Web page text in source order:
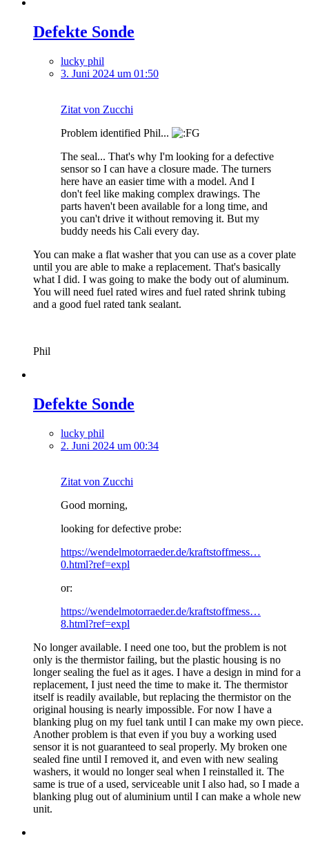
Defekte Sonde
lucky phil
3. Juni 2024 um 01:50
Zitat von Zucchi
Problem identified Phil...
The seal... That's why I'm looking for a defective
sensor so I can have a closure made. The turners
here have an easier time with a model. And I
don't feel like making complex drawings. The
parts haven't been available for a long time, and
you can't drive it without removing it. But my
buddy needs his Cali every day.
You can make a flat washer that you can use as a cover plate
until you are able to make a replacement. That's basically
what I did. I was going to make the body out of aluminum.
You will need fuel rated wires and fuel rated shrink tubing
and a good fuel rated tank sealant.
Phil
Defekte Sonde
lucky phil
2. Juni 2024 um 00:34
Zitat von Zucchi
Good morning,
looking for defective probe:
https://wendelmotorraeder.de/kraftstoffmess…
0.html?ref=expl
or:
https://wendelmotorraeder.de/kraftstoffmess…
8.html?ref=expl
No longer available. I need one too, but the problem is not
only is the thermistor failing, but the plastic housing is no
longer sealing the fuel as it ages. I have a design in mind for a
replacement, I just need the time to make it. The thermistor
itself is readily available, but replacing the thermistor on the
original housing is nearly impossible. For now I have a
blanking plug on my fuel tank until I can make my own piece.
Another problem is that even if you buy a working used
sensor it is not guaranteed to seal properly. My broken one
sealed fine until I removed it, and even with new sealing
washers, it would no longer seal when I reinstalled it. The
same is true of a used, serviceable unit I also had, so I made a
blanking plug out of aluminium until I can make a whole new
unit.